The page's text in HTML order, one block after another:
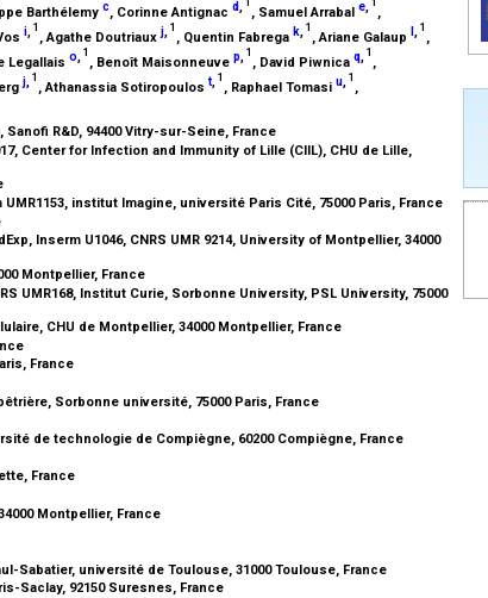
Barthélemy c, Corinne Antignac d, 1
, Samuel Arrabal e, 1
,
i, 1
, Agathe Doutriauxj, 1
, Quentin Fabrega k, 1
, Ariane Galaup , 1
,
Legallais o, 1
, Benoît Maisonneuve p, 1
, David Piwnica q, 1
,
j, 1
, Athanassia Sotiropoulos t, 1
, Raphael Tomasi u, 1
,
R&D, 94400 Vitry-sur-Seine, France
Center for Infection and Immunity of Lille (CIIL), CHU de Lille,
institut Imagine, université Paris Cité, 75000 Paris, France
Inserm U1046, CNRS UMR 9214, University of Montpellier, 34000
Montpellier, France
UMR168, Institut Curie, Sorbonne University, PSL University, 75000
CHU de Montpellier, 34000 Montpellier, France
France
Sorbonne université, 75000 Paris, France
de technologie de Compiègne, 60200 Compiègne, France
France
Montpellier, France
Sabatier, université de Toulouse, 31000 Toulouse, France
Saclay, 92150 Suresnes, France